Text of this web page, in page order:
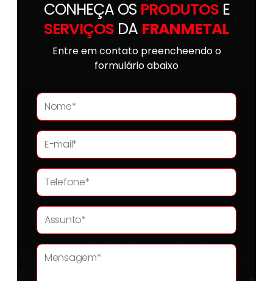
CONHEÇA OS PRODUTOSE
SERVIÇOS DA FRANMETAL
Entre em contato preencheendo o
formulário abaixo